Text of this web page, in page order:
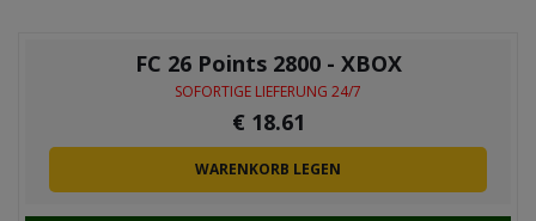
FC 26 Points 2800 - XBOX
SOFORTIGE LIEFERUNG 24/7
€ 18.61
WARENKORB LEGEN